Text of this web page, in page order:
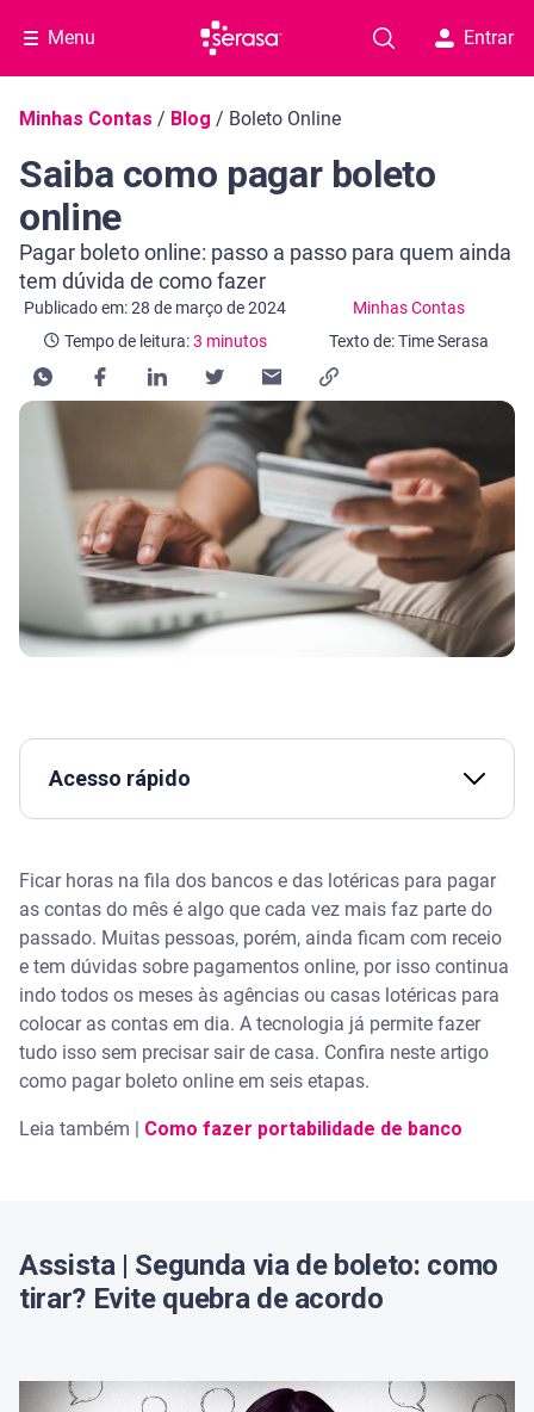
Menu Entrar
Navegação do blog
Minhas Contas / Blog / Boleto Online
Saiba como pagar boleto
online
Pagar boleto online: passo a passo para quem ainda
tem dúvida de como fazer
Publicado em: 28 de março de 2024 Minhas Contas
Categoria Minhas Contas
Tempo de leitura:3 minutos
Tempo de leitura: 3 minutos
Texto de: Time Serasa
Acesso rápido
Pagar boleto online é seguro?
Como pagar boleto online
Use o aplicativo Serasa para pagar boleto online e
as contas do mês
Ficar horas na fila dos bancos e das lotéricas para pagar
as contas do mês é algo que cada vez mais faz parte do
passado. Muitas pessoas, porém, ainda ficam com receio
e tem dúvidas sobre pagamentos online, por isso continua
indo todos os meses às agências ou casas lotéricas para
colocar as contas em dia. A tecnologia já permite fazer
tudo isso sem precisar sair de casa. Confira neste artigo
como pagar boleto online em seis etapas.
Leia também | Como fazer portabilidade de banco
Assista | Segunda via de boleto: como
tirar? Evite quebra de acordo